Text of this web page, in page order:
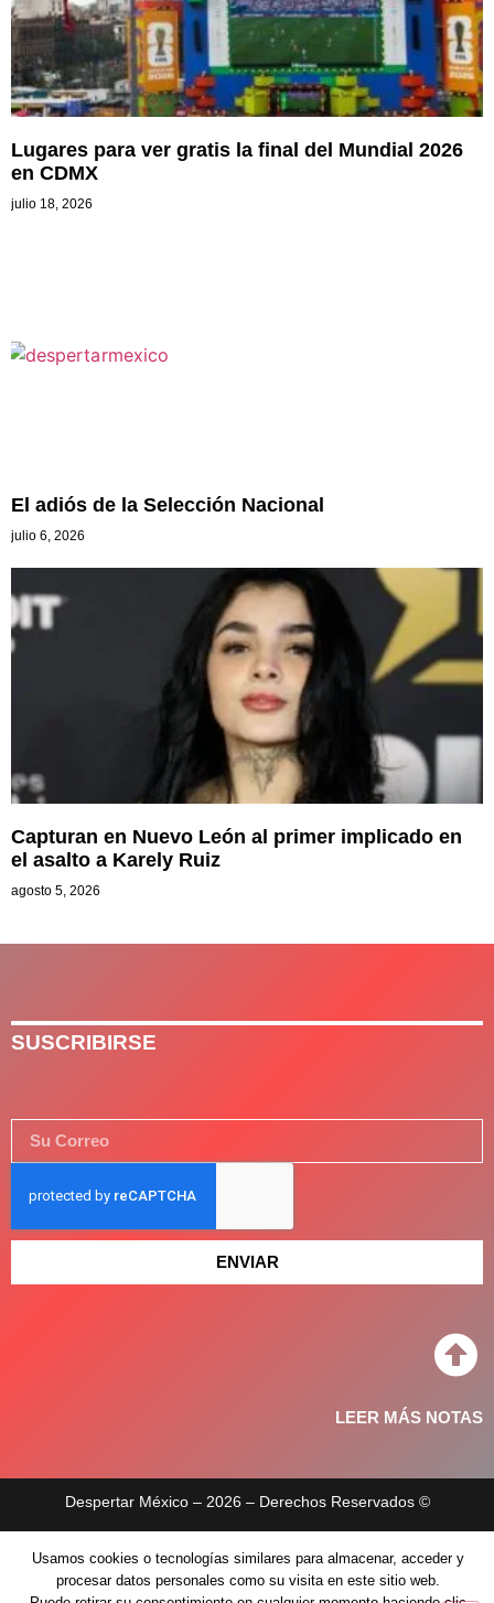
Lugares para ver gratis la final del Mundial 2026
en CDMX
julio 18, 2026
El adiós de la Selección Nacional
julio 6, 2026
Capturan en Nuevo León al primer implicado en
el asalto a Karely Ruiz
agosto 5, 2026
SUSCRIBIRSE
ENVIAR
LEER MÁS NOTAS
Despertar México – 2026 – Derechos Reservados ©
Políticas de privacidad
Usamos cookies o tecnologías similares para almacenar, acceder y
procesar datos personales como su visita en este sitio web.